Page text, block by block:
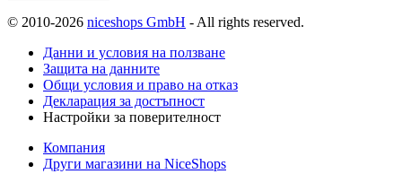
© 2010-2026 niceshops GmbH - All rights reserved.
Данни и условия на ползване
Защита на данните
Общи условия и право на отказ
Декларация за достъпност
Настройки за поверителност
Компания
Други магазини на NiceShops